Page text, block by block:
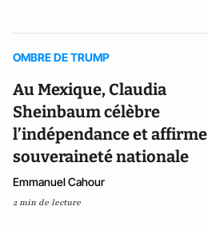
OMBRE DE TRUMP
Au Mexique, Claudia
Sheinbaum célèbre
l’indépendance et
souveraineté nationale
Emmanuel Cahour
2 min de lecture